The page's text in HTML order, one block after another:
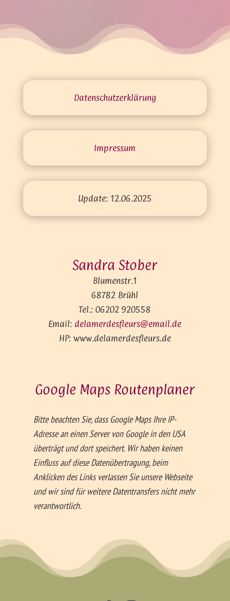
Datenschutz­erklärung
Impressum
Update: 12.06.2025
Sandra Stober
Blumenstr.1
68782 Brühl
Tel.: 06202 920558
Email: delamerdesfleurs@email.de
HP: www.delamerdesfleurs.de
Google Maps Routen­planer
Bitte beachten Sie, dass Google Maps Ihre IP-
Adresse an einen Server von Google in den USA
überträgt und dort speichert. Wir haben keinen
Einfluss auf diese Datenübertragung, beim
Anklicken des Links verlassen Sie unsere Webseite
und wir sind für weitere Datentransfers nicht mehr
verantwortlich.